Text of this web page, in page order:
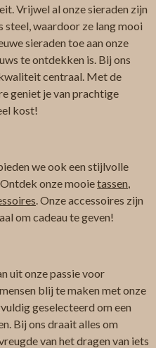
Vrijwel al onze sieraden zijn
steel, waardoor ze lang mooi
sieraden toe aan onze
te ontdekken is. Bij ons
centraal. Met de
geniet je van prachtige
kost!
we ook een stijlvolle
onze mooietassen,
. Onze accessoires zijn
om cadeau te geven!
uit onze passie voor
blij te maken met onze
geselecteerd om een
Bij ons draait alles om
van het dragen van iets